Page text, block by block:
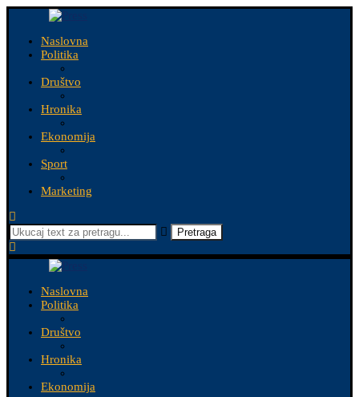
Naslovna
Politika
Društvo
Hronika
Ekonomija
Sport
Marketing
Pretraga
Naslovna
Politika
Društvo
Hronika
Ekonomija